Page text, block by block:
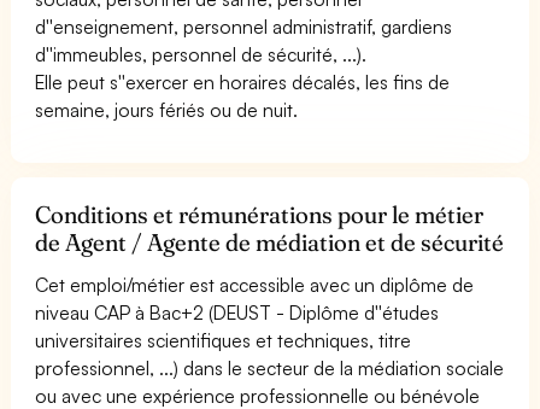
d''enseignement, personnel administratif, gardiens
d''immeubles, personnel de sécurité, ...).
Elle peut s''exercer en horaires décalés, les fins de
semaine, jours fériés ou de nuit.
Conditions et rémunérations pour le métier
de Agent / Agente de médiation et de sécurité
Cet emploi/métier est accessible avec un diplôme de
niveau CAP à Bac+2 (DEUST - Diplôme d''études
universitaires scientifiques et techniques, titre
professionnel, ...) dans le secteur de la médiation sociale
ou avec une expérience professionnelle ou bénévole